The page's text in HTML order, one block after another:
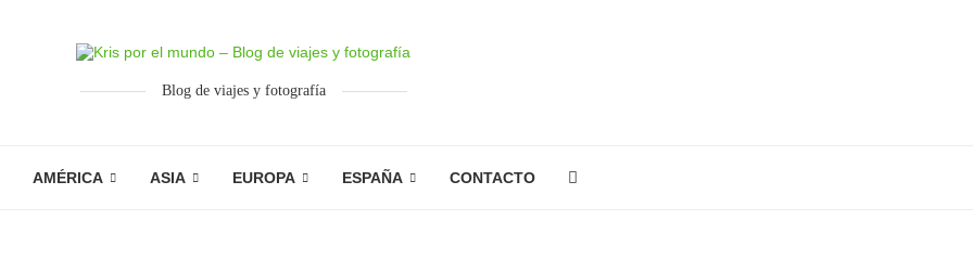
Blog de viajes y fotografía
AMÉRICA ASIA EUROPA ESPAÑA CONTACTO